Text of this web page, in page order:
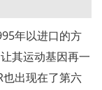
年以进口的方
其运动基因再一
也出现在了第六